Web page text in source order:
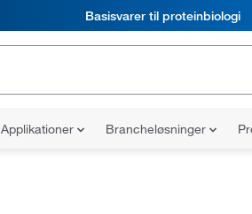
Basisvarer til proteinbiologi
Applikationer Brancheløsninger